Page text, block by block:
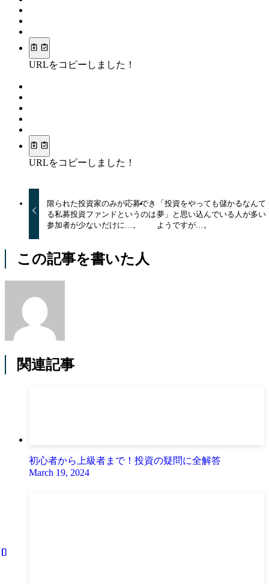
URLをコピーしました！
URLをコピーしました！
限られた投資家のみが応募でき
る私募投資ファンドというのは
参加者が少ないだけに…。
「投資をやっても儲かるなんて
夢」と思い込んでいる人が多い
ようですが…。
この記事を書いた人
関連記事
初心者から上級者まで！投資の疑問に全解答
March 19, 2024